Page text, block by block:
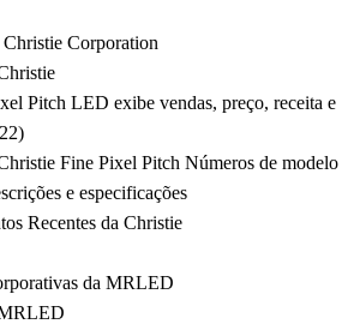
Corporation
Pitch LED exibe vendas, preço, receita e
Fine Pixel Pitch Números de modelo
e especificações
Recentes da Christie
da MRLED